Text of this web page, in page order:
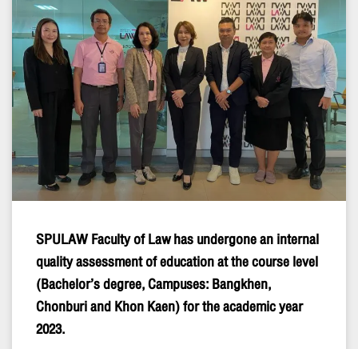
SPULAW Faculty of Law has undergone an internal
quality assessment of education at the course level
(Bachelor’s degree, Campuses: Bangkhen,
Chonburi and Khon Kaen) for the academic year
2023.